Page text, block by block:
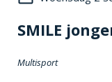
SMILE
Multisport